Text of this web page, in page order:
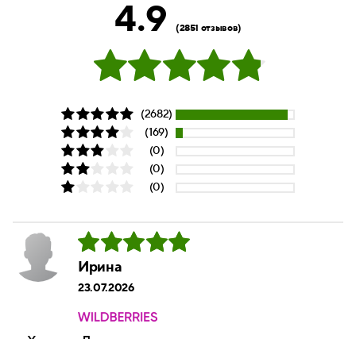
4.9 (2851 отзывов)
(2682)
(169)
(0)
(0)
(0)
Ирина
23.07.2026